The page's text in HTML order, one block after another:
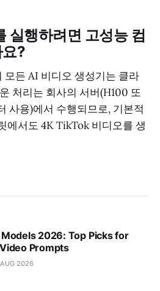
실행하려면 고성능 컴
?
모든 AI 비디오 생성기는 클라
처리는 회사의 서버(H100 또
사용)에서 수행되므로, 기본적
에서도 4K TikTok 비디오를 생
2026: Top Picks for
Prompts
2026